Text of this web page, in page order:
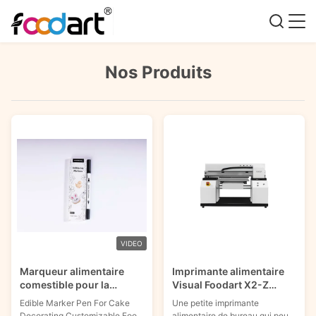
Nos Produits
VIDEO
Marqueur alimentaire
comestible pour la
décoration de gâteaux,
orange, vert, bleu
Edible Marker Pen For Cake
Imprimante alimentaire
Visual Foodart X2-Z
Image comestible pour
boulangeries
Une petite imprimante